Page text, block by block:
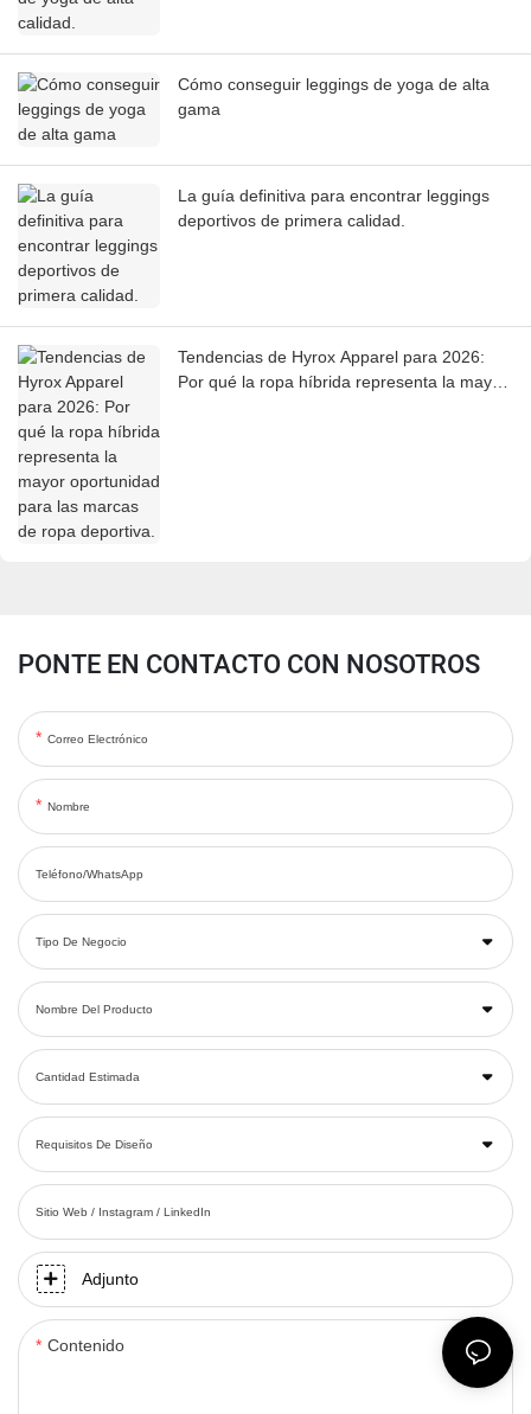
Cómo conseguir leggings de yoga de alta
gama
La guía definitiva para encontrar leggings
deportivos de primera calidad.
Tendencias de Hyrox Apparel para 2026:
Por qué la ropa híbrida representa la mayor
PONTE EN CONTACTO CON NOSOTROS
Correo Electrónico
Nombre
Teléfono/WhatsApp
Tipo De Negocio
Nombre Del Producto
Cantidad Estimada
Requisitos De Diseño
Sitio Web / Instagram / LinkedIn
Adjunto
Contenido